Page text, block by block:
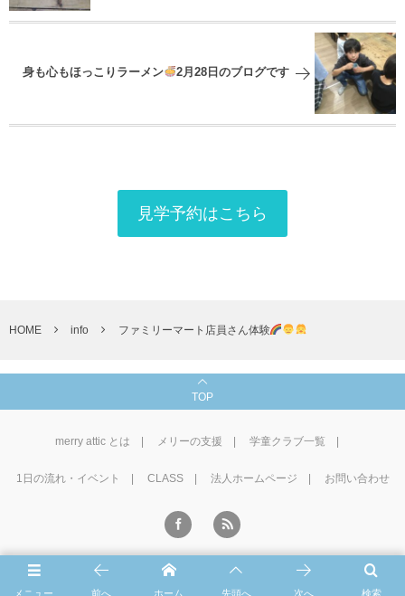
身も心もほっこりラーメン 2月28日のブログです
見学予約はこちら
HOME info ファミリーマート店員さん体験
TOP
merry attic とは メリーの支援 学童クラブ一覧
1⽇の流れ・イベント CLASS 法人ホームページ お問い合わせ
2016 - 2026 学童CLUB merry attic
メニュー 検索
前へ ホーム 先頭へ 次へ